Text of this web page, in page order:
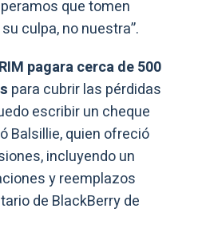
que tomen
culpa, no nuestra”.
RIM pagara cerca de 500
para cubrir las pérdidas
escribir un cheque
Balsillie, quien ofreció
incluyendo un
y reemplazos
de BlackBerry de